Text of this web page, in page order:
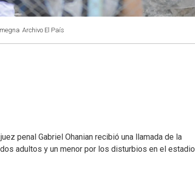
Archivo El País
penal Gabriel Ohanian recibió una llamada de la
adultos y un menor por los disturbios en el estadio